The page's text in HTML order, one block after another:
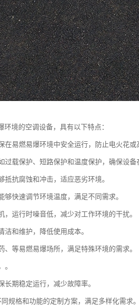
境的空调设备，具有以下特点：
在易燃易爆环境中安全运行，防止电火花或
过载保护、短路保护和温度保护，确保设
抗腐蚀和冲击，适应恶劣环境。
快速调节环境温度，满足不同需求。
运行时噪音低，减少对工作环境的干扰。
和维护，降低使用成本。
等易燃易爆场所，满足特殊环境的需求。
。
期稳定运行，减少故障率。
规格和功能的定制方案，满足多样化需求